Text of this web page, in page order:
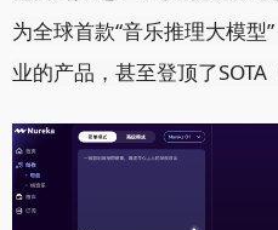
为全球首款“音乐推理大模
业的产品，甚至登顶了